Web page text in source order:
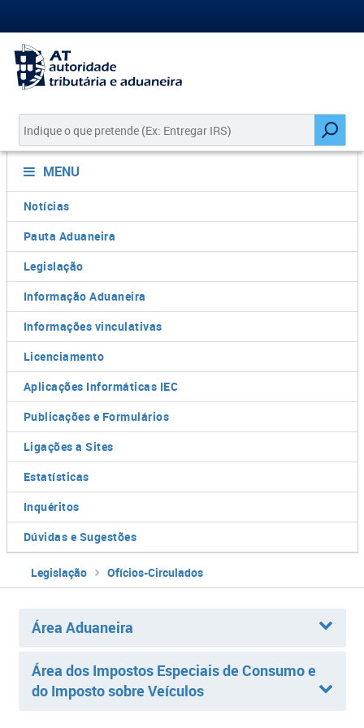
MENU
Notícias
Pauta Aduaneira
Legislação
Informação Aduaneira
Informações vinculativas
Licenciamento
Aplicações Informáticas IEC
Publicações e Formulários
Ligações a Sites
Estatísticas
Inquéritos
Dúvidas e Sugestões
Legislação Ofícios-Circulados
Área Aduaneira
Área dos Impostos Especiais de Consumo e
do Imposto sobre Veículos